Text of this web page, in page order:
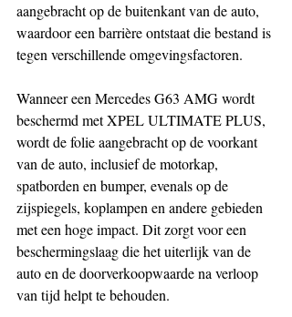
aangebracht op de buitenkant van de auto,
waardoor een barrière ontstaat die bestand is
tegen verschillende omgevingsfactoren.
Wanneer een Mercedes G63 AMG wordt
beschermd met XPEL ULTIMATE PLUS,
wordt de folie aangebracht op de voorkant
van de auto, inclusief de motorkap,
spatborden en bumper, evenals op de
zijspiegels, koplampen en andere gebieden
met een hoge impact. Dit zorgt voor een
beschermingslaag die het uiterlijk van de
auto en de doorverkoopwaarde na verloop
van tijd helpt te behouden.